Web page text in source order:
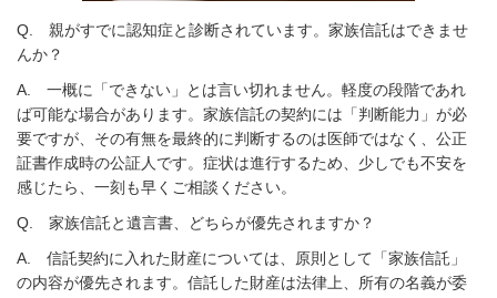
Q. 親がすでに認知症と診断されています。家族信託はできませ
んか？
A. 一概に「できない」とは言い切れません。軽度の段階であれ
ば可能な場合があります。家族信託の契約には「判断能力」が必
要ですが、その有無を最終的に判断するのは医師ではなく、公正
証書作成時の公証人です。症状は進行するため、少しでも不安を
感じたら、一刻も早くご相談ください。
Q. 家族信託と遺言書、どちらが優先されますか？
A. 信託契約に入れた財産については、原則として「家族信託」
の内容が優先されます。信託した財産は法律上、所有の名義が委